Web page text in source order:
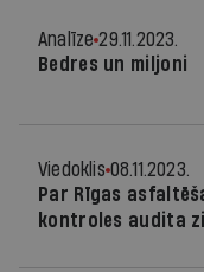
Analīze 29.11.2023.
Bedres un miljoni
Viedoklis 08.11.2023.
Par Rīgas
kontroles audita